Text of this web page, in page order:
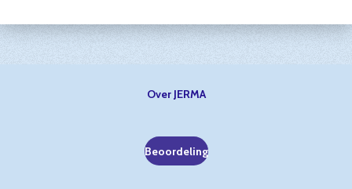
Over JERMA
Beoordeling